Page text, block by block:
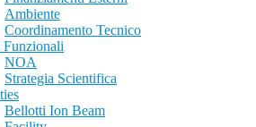
Ambiente
Coordinamento Tecnico
NOA
Strategia Scientifica
Bellotti Ion Beam